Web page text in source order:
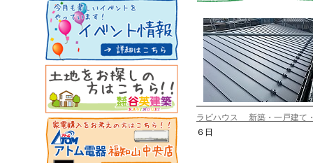
ラビハウス 新築・一戸建て
６日